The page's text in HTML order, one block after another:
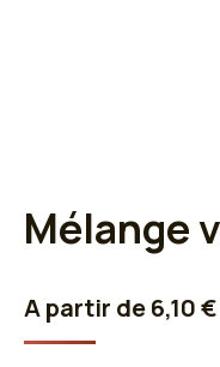
Mélange
A partir de6,10€